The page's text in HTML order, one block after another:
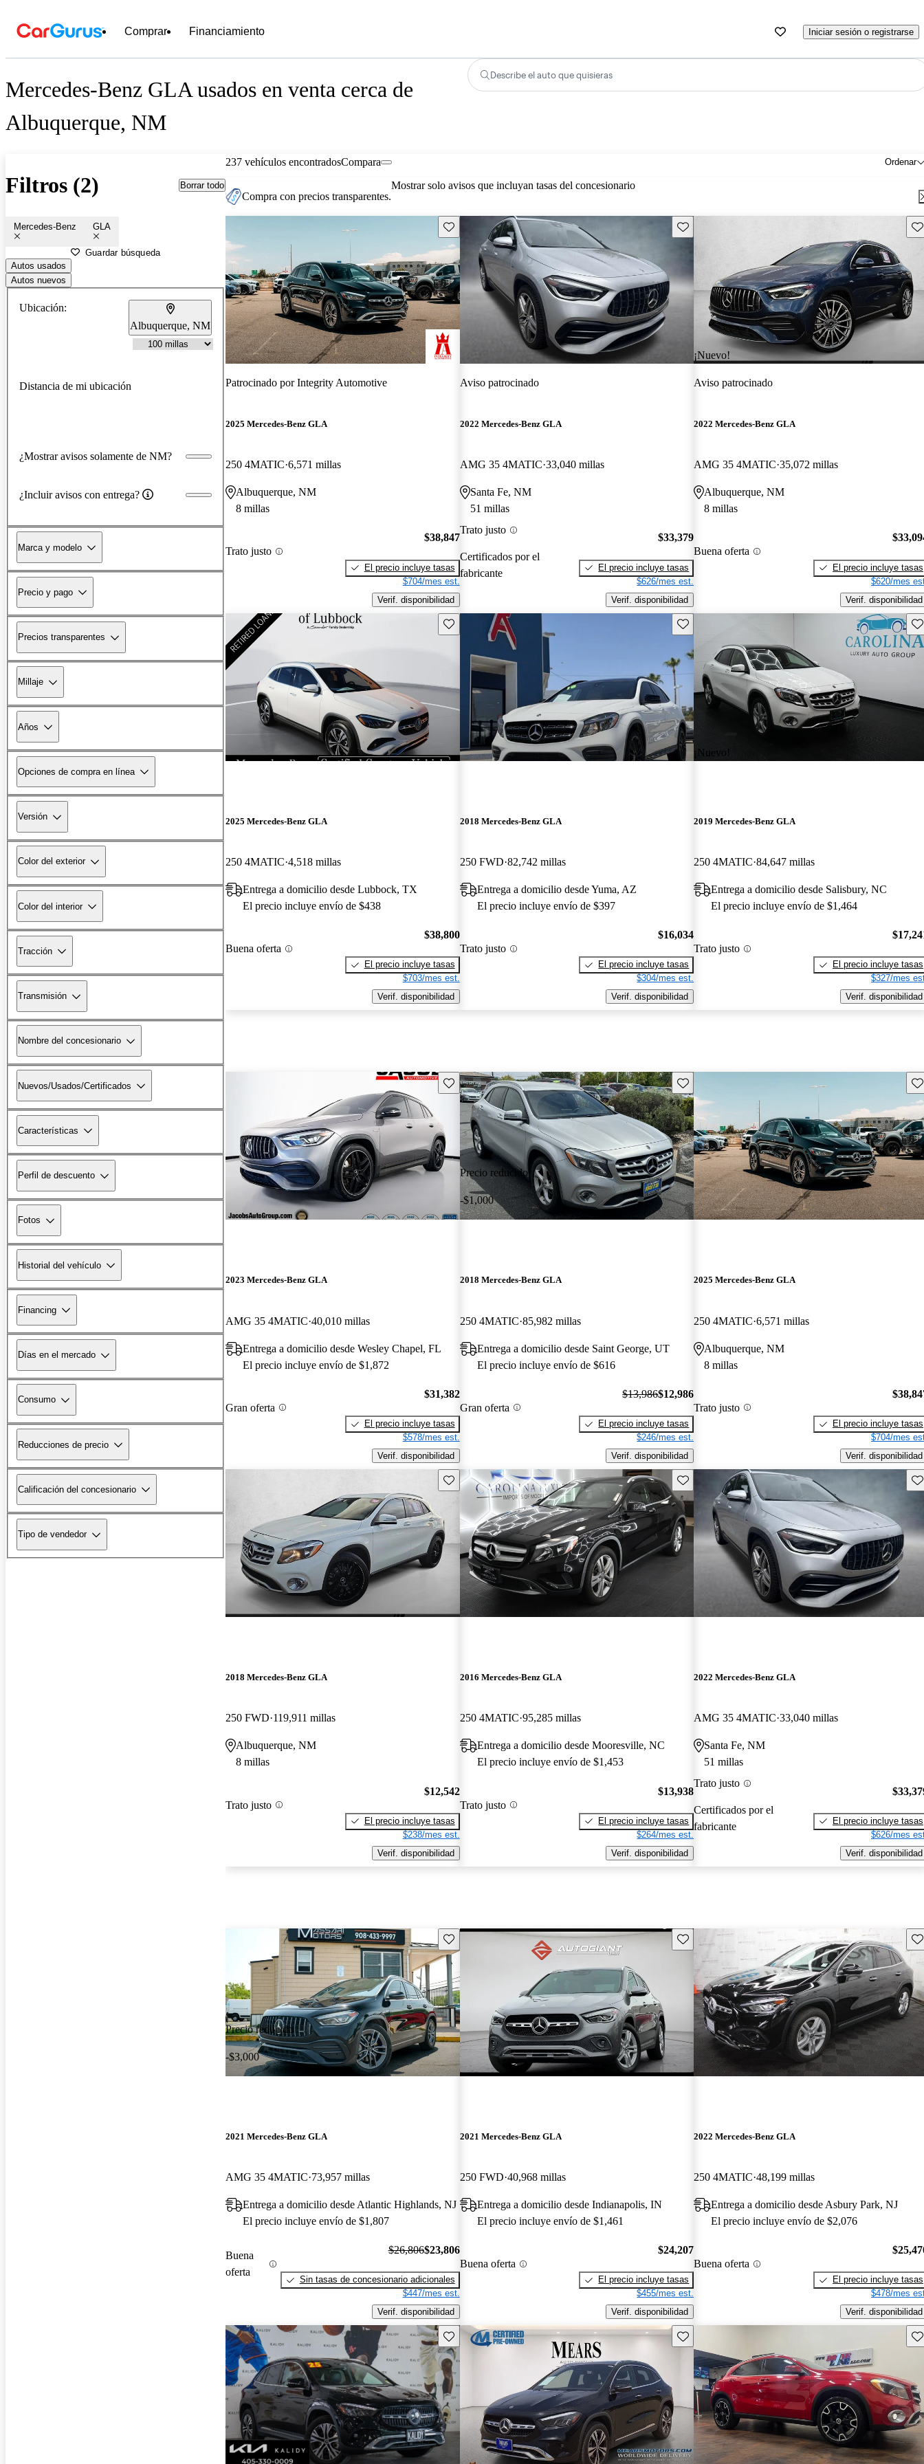
Comprar Financiamiento Iniciar sesión o registrarse
Mercedes-Benz GLA usados en venta cerca de
Albuquerque, NM
Describe el auto que quisieras
Filtros (2) Borrar todo
Mercedes-Benz GLA
Guardar búsqueda
Autos usados
Autos nuevos
Ubicación:
Albuquerque, NM
Distancia de mi ubicación
¿Mostrar avisos solamente de NM?
¿Incluir avisos con entrega?
Marca y modelo
Precio y pago
Precios transparentes
Millaje
Años
Opciones de compra en línea
Versión
Color del exterior
Color del interior
Tracción
Transmisión
Nombre del concesionario
Nuevos/Usados/Certificados
Características
Perfil de descuento
Fotos
Historial del vehículo
Financing
Días en el mercado
Consumo
Reducciones de precio
Calificación del concesionario
Tipo de vendedor
237 vehículos encontrados Ordenar
Compara
Compra con precios transparentes.
Mostrar solo avisos que incluyan tasas del concesionario
Guarda este Aviso
Patrocinado porIntegrity Automotive
2025 Mercedes-Benz GLA
250 4MATIC 6,571 millas
Albuquerque, NM
8 millas
Trato justo
$38,847
El precio incluye tasas
$704/mes est.
Verif. disponibilidad
Guarda este Aviso
Aviso patrocinado
2022 Mercedes-Benz GLA
AMG 35 4MATIC 33,040 millas
Santa Fe, NM
51 millas
Trato justo
Certificados por el
fabricante
$33,379
El precio incluye tasas
$626/mes est.
Verif. disponibilidad
¡Nuevo!
Aviso patrocinado
2022 Mercedes-Benz GLA
AMG 35 4MATIC 35,072 millas
Albuquerque, NM
8 millas
Buena oferta
El precio incluye tasas
$620/mes
Verif. disponibilidad
Guarda este Aviso
2025 Mercedes-Benz GLA
250 4MATIC 4,518 millas
Entrega a domicilio desde Lubbock, TX
El precio incluye envío de $438
Buena oferta
$38,800
El precio incluye tasas
$703/mes est.
Verif. disponibilidad
Guarda este Aviso
2018 Mercedes-Benz GLA
250 FWD 82,742 millas
Entrega a domicilio desde Yuma, AZ
El precio incluye envío de $397
Trato justo
$16,034
El precio incluye tasas
$304/mes est.
Verif. disponibilidad
¡Nuevo!
2019 Mercedes-Benz GLA
250 4MATIC 84,647 millas
Entrega a domicilio desde Salisbury, NC
El precio incluye envío de $1,464
Trato justo
El precio incluye tasas
$327/mes
Verif. disponibilidad
Guarda este Aviso
2023 Mercedes-Benz GLA
AMG 35 4MATIC 40,010 millas
Entrega a domicilio desde Wesley Chapel, FL
El precio incluye envío de $1,872
Gran oferta
$31,382
El precio incluye tasas
$578/mes est.
Verif. disponibilidad
Precio reducido
-$1,000
Guarda este Aviso
2018 Mercedes-Benz GLA
250 4MATIC 85,982 millas
Entrega a domicilio desde Saint George, UT
El precio incluye envío de $616
Gran oferta
$13,986$12,986
El precio incluye tasas
$246/mes est.
Verif. disponibilidad
2025 Mercedes-Benz GLA
250 4MATIC 6,571 millas
Albuquerque, NM
8 millas
Trato justo
El precio incluye tasas
$704/mes
Verif. disponibilidad
Guarda este Aviso
2018 Mercedes-Benz GLA
250 FWD 119,911 millas
Albuquerque, NM
8 millas
Trato justo
$12,542
El precio incluye tasas
$238/mes est.
Verif. disponibilidad
Guarda este Aviso
2016 Mercedes-Benz GLA
250 4MATIC 95,285 millas
Entrega a domicilio desde Mooresville, NC
El precio incluye envío de $1,453
Trato justo
$13,938
El precio incluye tasas
$264/mes est.
Verif. disponibilidad
2022 Mercedes-Benz GLA
AMG 35 4MATIC 33,040 millas
Santa Fe, NM
51 millas
Trato justo
Certificados por el
fabricante
El precio incluye tasas
$626/mes
Verif. disponibilidad
Precio reducido
-$3,000
Guarda este Aviso
2021 Mercedes-Benz GLA
AMG 35 4MATIC 73,957 millas
Entrega a domicilio desde Atlantic Highlands, NJ
El precio incluye envío de $1,807
Buena
oferta
$26,806$23,806
Sin tasas de concesionario adicionales
$447/mes est.
Verif. disponibilidad
Guarda este Aviso
2021 Mercedes-Benz GLA
250 FWD 40,968 millas
Entrega a domicilio desde Indianapolis, IN
El precio incluye envío de $1,461
Buena oferta
$24,207
El precio incluye tasas
$455/mes est.
Verif. disponibilidad
2022 Mercedes-Benz GLA
250 4MATIC 48,199 millas
Entrega a domicilio desde Asbury Park, NJ
El precio incluye envío de $2,076
Buena oferta
El precio incluye tasas
$478/mes
Verif. disponibilidad
Guarda este Aviso Guarda este Aviso